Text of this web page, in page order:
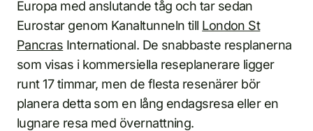
Europa med anslutande tåg och tar sedan
Eurostar genom Kanaltunneln till London St
Pancras International. De snabbaste resplanerna
som visas i kommersiella reseplanerare ligger
runt 17 timmar, men de flesta resenärer bör
planera detta som en lång endagsresa eller en
lugnare resa med övernattning.